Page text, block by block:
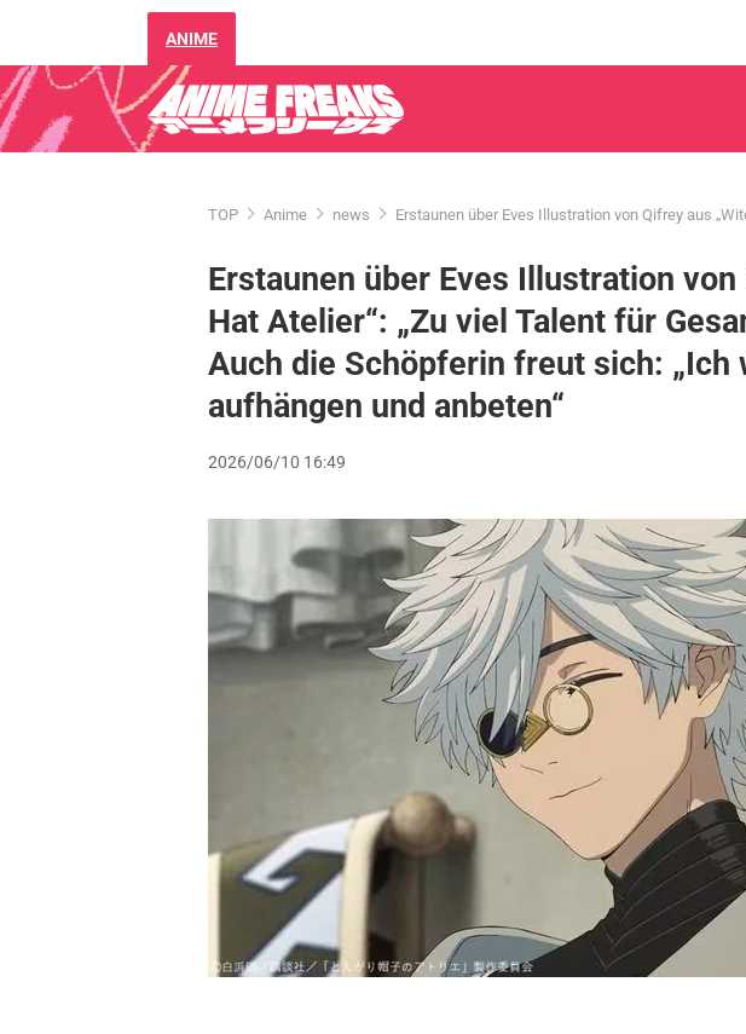
ANIME
TOP Anime news Erstaunen über Eves Illustration von Qifrey aus
Erstaunen über Eves Illustration
Hat Atelier“: „Zu viel Talent für
Auch die Schöpferin freut sich: „Ich
aufhängen und anbeten“
2026/06/10 16:49